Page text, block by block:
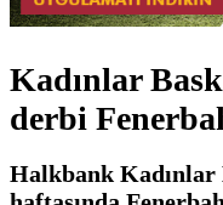
Kadınlar
derbi
Halkbank Kadınlar